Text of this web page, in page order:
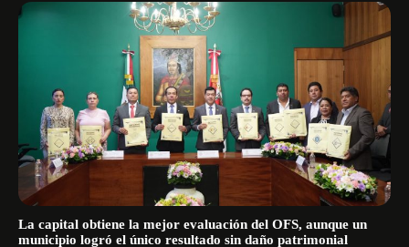
La capital obtiene la mejor evaluación del OFS, aunque un
municipio logró el único resultado sin daño patrimonial